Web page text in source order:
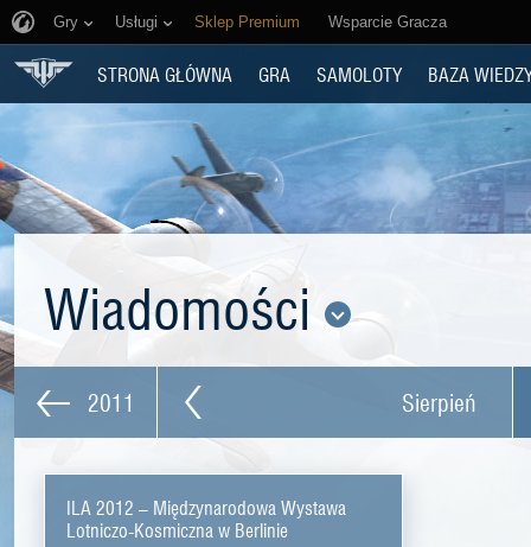
Gry Usługi Sklep Premium Wsparcie Gracza
STRONA GŁÓWNA GRA SAMOLOTY BAZA
Wiadomości
2011 Sierpień
ILA 2012 – Międzynarodowa Wystawa
Lotniczo-Kosmiczna w Berlinie